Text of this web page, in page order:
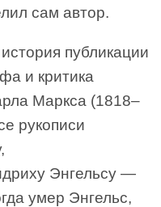
сам автор.
публикации
и критика
Маркса (1818–
рукописи
Энгельсу —
умер Энгельс,